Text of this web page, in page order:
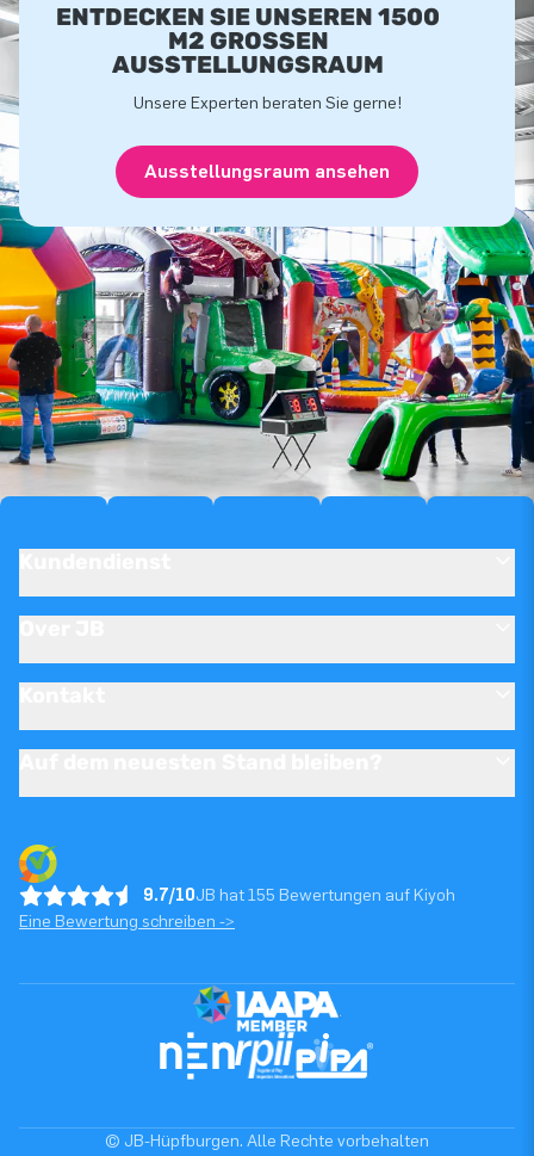
ENTDECKEN SIE UNSEREN 1500
M2 GROSSEN A
USSTELLUNGSRAUM
Unsere Experten beraten Sie gerne!
Ausstellungsraum ansehen
9.7/10JB hat 155 Bewertungen auf Kiyoh
Eine Bewertung schreiben ->
© JB-Hüpfburgen. Alle Rechte vorbehalten